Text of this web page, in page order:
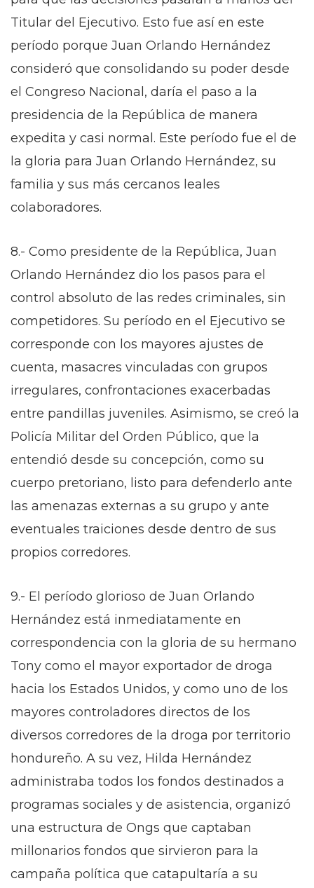
Titular del Ejecutivo. Esto fue así en este
período porque Juan Orlando Hernández
consideró que consolidando su poder desde
el Congreso Nacional, daría el paso a la
presidencia de la República de manera
expedita y casi normal. Este período fue el de
la gloria para Juan Orlando Hernández, su
familia y sus más cercanos leales
colaboradores.
8.- Como presidente de la República, Juan
Orlando Hernández dio los pasos para el
control absoluto de las redes criminales, sin
competidores. Su período en el Ejecutivo se
corresponde con los mayores ajustes de
cuenta, masacres vinculadas con grupos
irregulares, confrontaciones exacerbadas
entre pandillas juveniles. Asimismo, se creó la
Policía Militar del Orden Público, que la
entendió desde su concepción, como su
cuerpo pretoriano, listo para defenderlo ante
las amenazas externas a su grupo y ante
eventuales traiciones desde dentro de sus
propios corredores.
9.- El período glorioso de Juan Orlando
Hernández está inmediatamente en
correspondencia con la gloria de su hermano
Tony como el mayor exportador de droga
hacia los Estados Unidos, y como uno de los
mayores controladores directos de los
diversos corredores de la droga por territorio
hondureño. A su vez, Hilda Hernández
administraba todos los fondos destinados a
programas sociales y de asistencia, organizó
una estructura de Ongs que captaban
millonarios fondos que sirvieron para la
campaña política que catapultaría a su